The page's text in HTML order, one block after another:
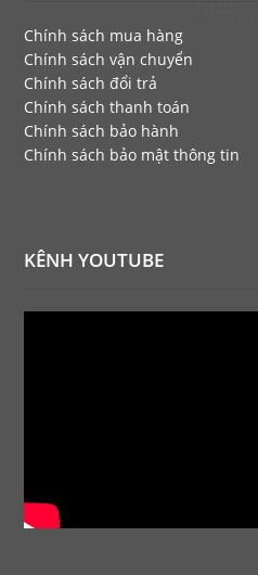
Chính sách mua hàng
Chính sách vận chuyển
Chính sách đổi trả
Chính sách thanh toán
Chính sách bảo hành
Chính sách bảo mật thông tin
KÊNH YOUTUBE